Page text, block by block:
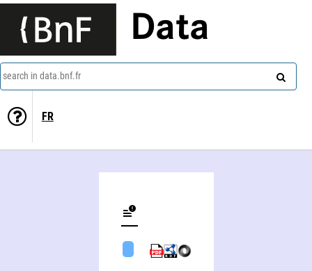
Data
search in data.bnf.fr
FR